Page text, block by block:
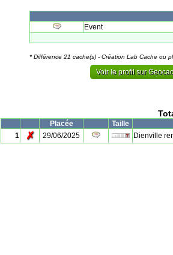
Event
* Différence 21 cache(s) - Création Lab Cache ou
Voir le profil sur
Placée
Taille
1
✗ 29/06/2025 Dienville